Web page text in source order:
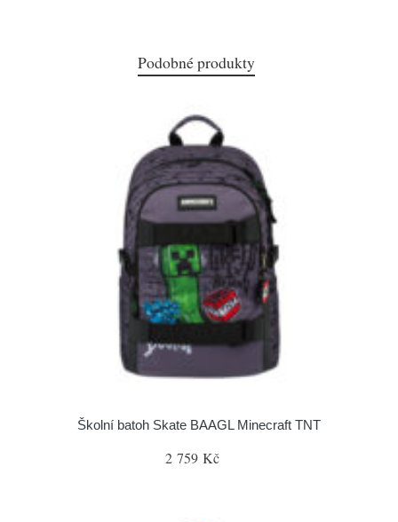
Podobné produkty
Školní batoh Skate BAAGL Minecraft TNT
2 759 Kč